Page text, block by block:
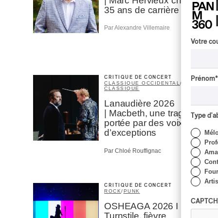
35 ans de carrière
Par Alexandre Villemaire
CRITIQUE DE CONCERT
CLASSIQUE OCCIDENTAL/
CLASSIQUE
Lanaudière 2026
| Macbeth, une tragédie
portée par des voix
d’exceptions
Par Chloé Rouffignac
CRITIQUE DE CONCERT
ROCK/PUNK
OSHEAGA 2026 I
Turnstile, fièvre
Votre
Prénom*
Type